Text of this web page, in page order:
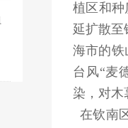
植区和
延扩散
海市的铁
台风“麦
染，对木
在钦南